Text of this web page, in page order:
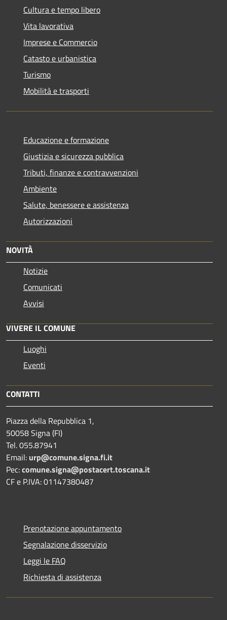
Cultura e tempo libero
Vita lavorativa
Imprese e Commercio
Catasto e urbanistica
Turismo
Mobilità e trasporti
Educazione e formazione
Giustizia e sicurezza pubblica
Tributi, finanze e contravvenzioni
Ambiente
Salute, benessere e assistenza
Autorizzazioni
NOVITÀ
Notizie
Comunicati
Avvisi
VIVERE IL COMUNE
Luoghi
Eventi
CONTATTI
Piazza della Repubblica 1,
50058 Signa (FI)
Tel. 055.87941
Email: urp@comune.signa.fi.it
Pec:comune.signa@postacert.toscana.it
CF e P.IVA: 01147380487
Prenotazione appuntamento
Segnalazione disservizio
Leggi le FAQ
Richiesta di assistenza